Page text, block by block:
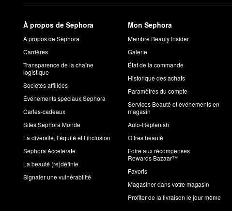
À propos de Sephora
À propos de Sephora
Carrières
Transparence de la chaîne
logistique
Sociétés affiliées
Événements spéciaux Sephora
Cartes-cadeaux
Sites Sephora Monde
La diversité, l’équité et l’inclusion
Sephora Accelerate
La beauté (re)définie
Signaler une vulnérabilité
Mon Sephora
Membre Beauty Insider
Galerie
État de la commande
Historique des achats
Paramètres du compte
Services Beauté et événements en
magasin
Auto-Replenish
Offres beauté
Foire aux récompenses
Rewards Bazaar™
Favoris
Magasiner dans votre magasin
Profiter de la livraison le jour même